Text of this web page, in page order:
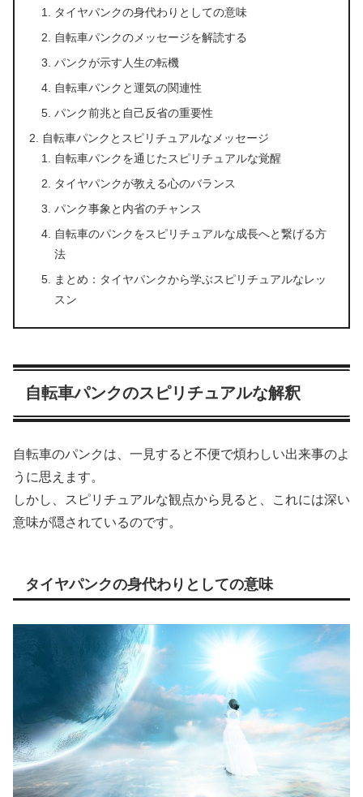
タイヤパンクの身代わりとしての意味
自転車パンクのメッセージを解読する
パンクが示す人生の転機
自転車パンクと運気の関連性
パンク前兆と自己反省の重要性
自転車パンクとスピリチュアルなメッセージ
自転車パンクを通じたスピリチュアルな覚醒
タイヤパンクが教える心のバランス
パンク事象と内省のチャンス
自転車のパンクをスピリチュアルな成長へと繋げる方
法
まとめ：タイヤパンクから学ぶスピリチュアルなレッ
スン
自転車パンクのスピリチュアルな解釈
自転車のパンクは、一見すると不便で煩わしい出来事のよ
うに思えます。
しかし、スピリチュアルな観点から見ると、これには深い
意味が隠されているのです。
タイヤパンクの身代わりとしての意味